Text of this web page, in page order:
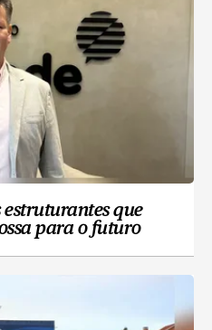
estruturantes que
para o futuro